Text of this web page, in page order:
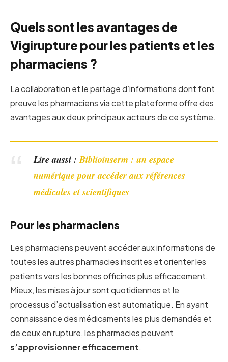
Quels sont les avantages de
Vigirupture pour les patients et les
pharmaciens ?
La collaboration et le partage d’informations dont font
preuve les pharmaciens via cette plateforme offre des
avantages aux deux principaux acteurs de ce système.
Lire aussi :Biblioinserm : un espace
numérique pour accéder aux références
médicales et scientifiques
Pour les pharmaciens
Les pharmaciens peuvent accéder aux informations de
toutes les autres pharmacies inscrites et orienter les
patients vers les bonnes officines plus efficacement.
Mieux, les mises à jour sont quotidiennes et le
processus d’actualisation est automatique. En ayant
connaissance des médicaments les plus demandés et
de ceux en rupture, les pharmacies peuvent
s’approvisionner efficacement.